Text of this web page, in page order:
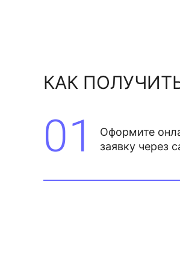
КАК
01
Оформите
заявку через